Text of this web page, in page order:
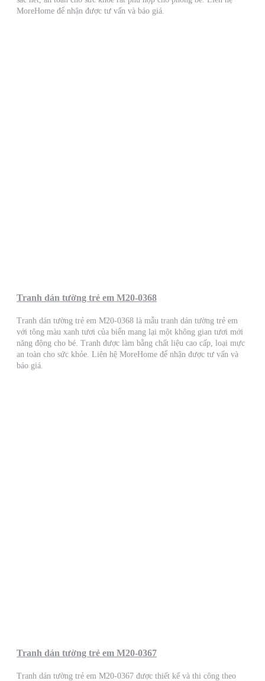
MoreHome để nhận được tư vấn và báo giá.
Tranh dán tường trẻ em M20-0368
Tranh dán tường trẻ em M20-0368 là mẫu tranh dán tường trẻ em
với tông màu xanh tươi của biển mang lại một không gian tươi mới
năng động cho bé. Tranh được làm bằng chất liệu cao cấp, loại mực
an toàn cho sức khỏe. Liên hệ MoreHome để nhận được tư vấn và
báo giá.
Tranh dán tường trẻ em M20-0367
Tranh dán tường trẻ em M20-0367 được thiết kế và thi công theo